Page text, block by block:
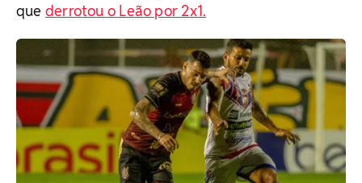
que derrotou o Leão por 2x1.